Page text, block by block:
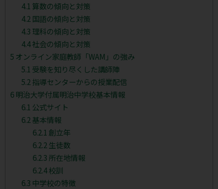
4.1 算数の傾向と対策
4.2 国語の傾向と対策
4.3 理科の傾向と対策
4.4社会の傾向と対策
5 オンライン家庭教師「WAM」の強み
5.1 受験を知り尽くした講師陣
5.2 指導センターからの授業配信
6明治大学付属明治中学校基本情報
6.1 公式サイト
6.2 基本情報
6.2.1 創立年
6.2.2 生徒数
6.2.3 所在地情報
6.2.4校訓
6.3 中学校の特徴